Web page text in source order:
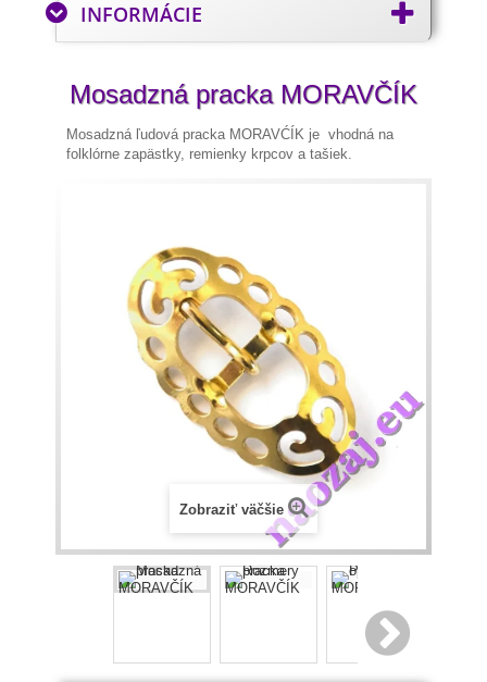
INFORMÁCIE
Mosadzná pracka MORAVČÍK
Mosadzná ľudová pracka MORAVĆÍK je vhodná na
folklórne zapästky, remienky krpcov a tašiek.
Zobraziť väčšie